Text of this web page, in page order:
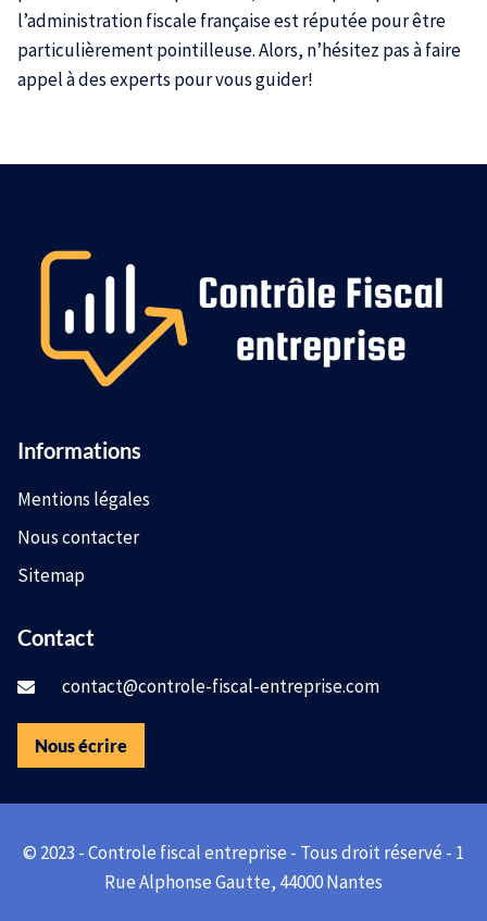
l’administration fiscale française est réputée pour être
particulièrement pointilleuse. Alors, n’hésitez pas à faire
appel à des experts pour vous guider!
Informations
Mentions légales
Nous contacter
Sitemap
Contact
contact@controle-fiscal-entreprise.com
Nous écrire
© 2023 - Controle fiscal entreprise - Tous droit réservé - 1
Rue Alphonse Gautte, 44000 Nantes